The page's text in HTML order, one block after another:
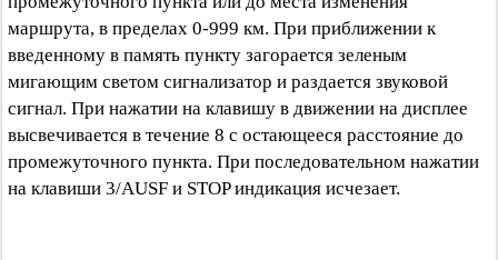
маршрута, в пределах 0-999 км. При приближении к
введенному в память пункту загорается зеленым
мигающим светом сигнализатор и раздается звуковой
сигнал. При нажатии на клавишу в движении на дисплее
высвечивается в течение 8 с остающееся расстояние до
промежуточного пункта. При последовательном нажатии
на клавиши 3/AUSF и STOP индикация исчезает.